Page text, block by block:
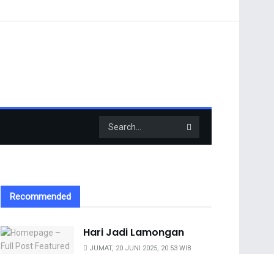
Recommended
Hari Jadi Lamongan
JUMAT, 20 JUNI 2025, 20:53 WIB